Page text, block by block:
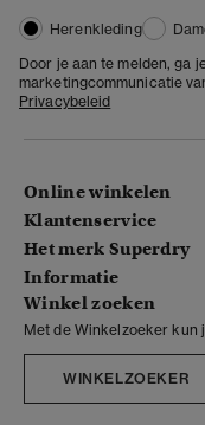
Herenkleding
Door je aan te melden, ga
marketingcommunicatie
Privacybeleid
Online winkelen
Klantenservice
Het merk Superdry
Informatie
Winkel zoeken
Met de Winkelzoeker kun
WINKELZOEKER